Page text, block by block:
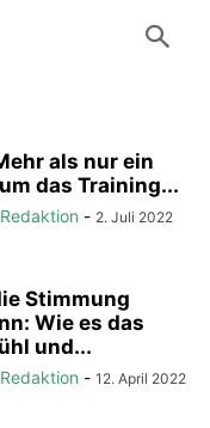
als nur ein
das Training...
- 2. Juli 2022
Stimmung
Wie es das
und...
- 12. April 2022